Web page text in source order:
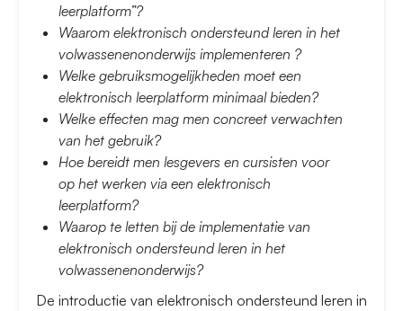
leerplatform”?
Waarom elektronisch ondersteund leren in het
volwassenenonderwijs implementeren ?
Welke gebruiksmogelijkheden moet een
elektronisch leerplatform minimaal bieden?
Welke effecten mag men concreet verwachten
van het gebruik?
Hoe bereidt men lesgevers en cursisten voor
op het werken via een elektronisch
leerplatform?
Waarop te letten bij de implementatie van
elektronisch ondersteund leren in het
volwassenenonderwijs?
De introductie van elektronisch ondersteund leren in